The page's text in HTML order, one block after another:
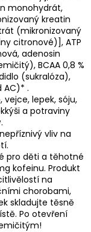
monohydrát,
kreatin
(mikronizovaný
citronové)], ATP
adenosin
BCAA 0,8 %
(sukralóza),
AC)* .
lepek, sóju,
a potraviny
vliv na
pro děti a těhotné
kofeinu. Produkt
na
chorobami,
skladujte těsně
Po otevření